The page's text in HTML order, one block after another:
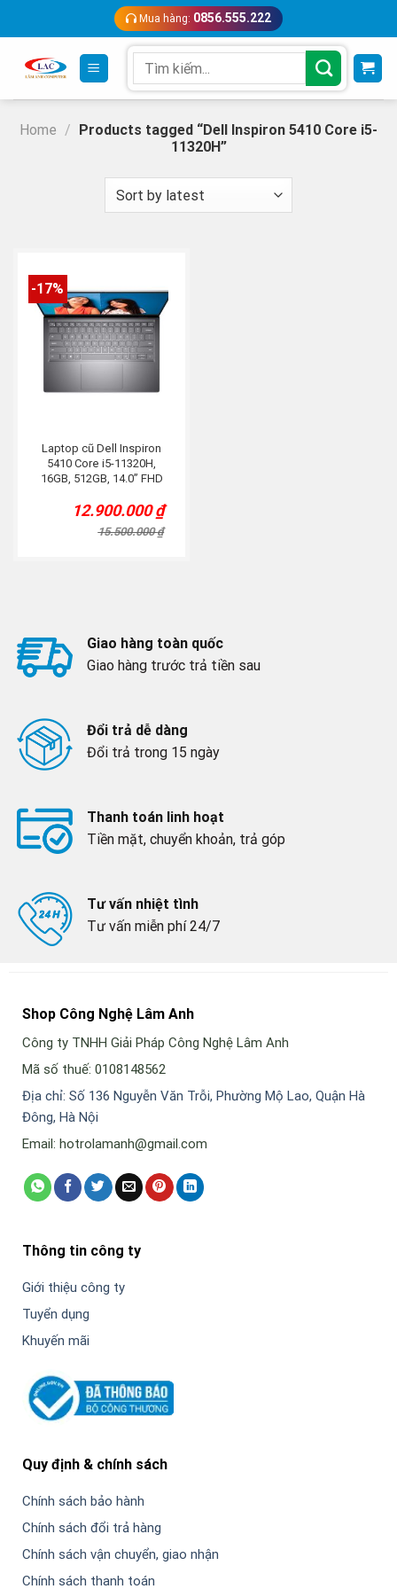
content
Mua hàng: 0856.555.222
for:
Home / Products tagged “Dell Inspiron 5410 Core i5-
11320H”
-17%
Laptop cũ Dell Inspiron
5410 Core i5-11320H,
16GB, 512GB, 14.0” FHD
15.500.000₫
Original
price
was:
12.900.000₫
Current
price
is:
Giao hàng toàn quốc
Giao hàng trước trả tiền sau
Đổi trả dễ dàng
Đổi trả trong 15 ngày
Thanh toán linh hoạt
Tiền mặt, chuyển khoản, trả góp
Tư vấn nhiệt tình
Tư vấn miễn phí 24/7
Shop Công Nghệ Lâm Anh
Công ty TNHH Giải Pháp Công Nghệ Lâm Anh
Mã số thuế: 0108148562
Địa chỉ: Số 136 Nguyễn Văn Trỗi, Phường Mộ Lao, Quận Hà
Đông, Hà Nội
Email: hotrolamanh@gmail.com
Thông tin công ty
Giới thiệu công ty
Tuyển dụng
Khuyến mãi
Quy định & chính sách
Chính sách bảo hành
Chính sách đổi trả hàng
Chính sách vận chuyển, giao nhận
Chính sách thanh toán